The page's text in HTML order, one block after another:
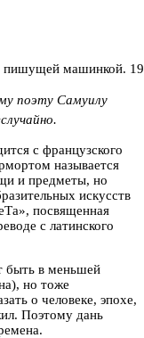
пишущей машинкой.
поэту Самуилу
с французского
называется
и предметы, но
искусств
посвященная
с латинского
быть в меньшей
но тоже
о человеке, эпохе,
Поэтому дань